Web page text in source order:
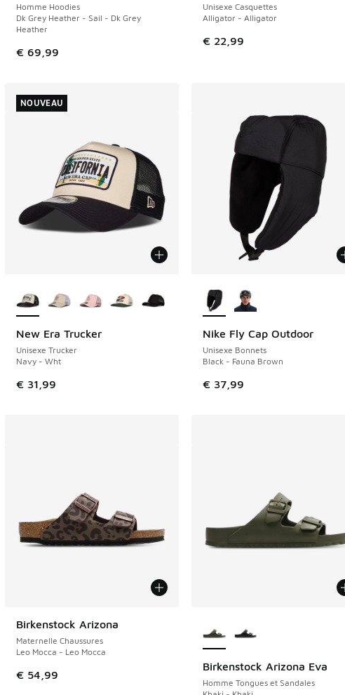
Homme Hoodies
Dk Grey Heather - Sail - Dk Grey
Heather
€ 69,99
Unisexe Casquettes
Alligator - Alligator
€ 22,99
New Era Trucker
Unisexe Trucker
Navy - Wht
€ 31,99
NOUVEAU
NOUVEAU
Nike Fly Cap Outdoor
Unisexe Bonnets
Black - Fauna Brown
€ 37,99
Birkenstock Arizona
Maternelle Chaussures
Leo Mocca - Leo Mocca
€ 54,99
Birkenstock Arizona Eva
Homme Tongues et Sandales